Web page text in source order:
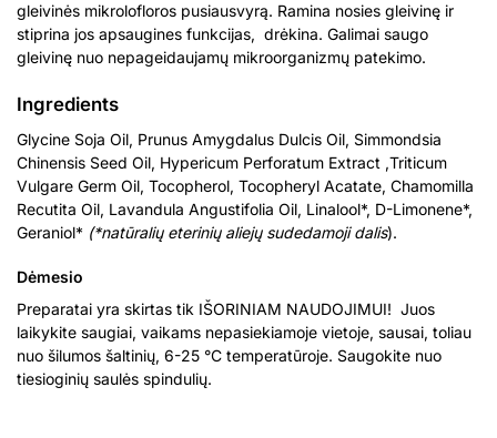
gleivinės mikrolofloros pusiausvyrą. Ramina nosies gleivinę ir
stiprina jos apsaugines funkcijas, drėkina. Galimai saugo
gleivinę nuo nepageidaujamų mikroorganizmų patekimo.
Ingredients
Glycine Soja Oil, Prunus Amygdalus Dulcis Oil, Simmondsia
Chinensis Seed Oil, Hypericum Perforatum Extract ,Triticum
Vulgare Germ Oil, Tocopherol, Tocopheryl Acatate, Chamomilla
Recutita Oil, Lavandula Angustifolia Oil, Linalool*, D-Limonene*,
Geraniol* (*natūralių eterinių aliejų sudedamoji dalis).
Dėmesio
Preparatai yra skirtas tik IŠORINIAM NAUDOJIMUI! Juos
laikykite saugiai, vaikams nepasiekiamoje vietoje, sausai, toliau
nuo šilumos šaltinių, 6-25 °C temperatūroje. Saugokite nuo
tiesioginių saulės spindulių.